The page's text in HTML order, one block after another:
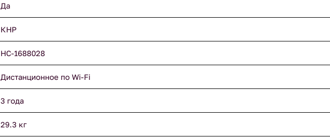
Да
КНР
НС-1688028
Дистанционное по Wi-Fi
3 года
29.3 кг